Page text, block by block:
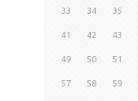
33 34 35
41 42 43
49 50 51
57 58 59